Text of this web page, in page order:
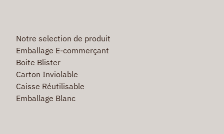
Notre selection de produit
Emballage E-commerçant
Boite Blister
Carton Inviolable
Caisse Réutilisable
Emballage Blanc